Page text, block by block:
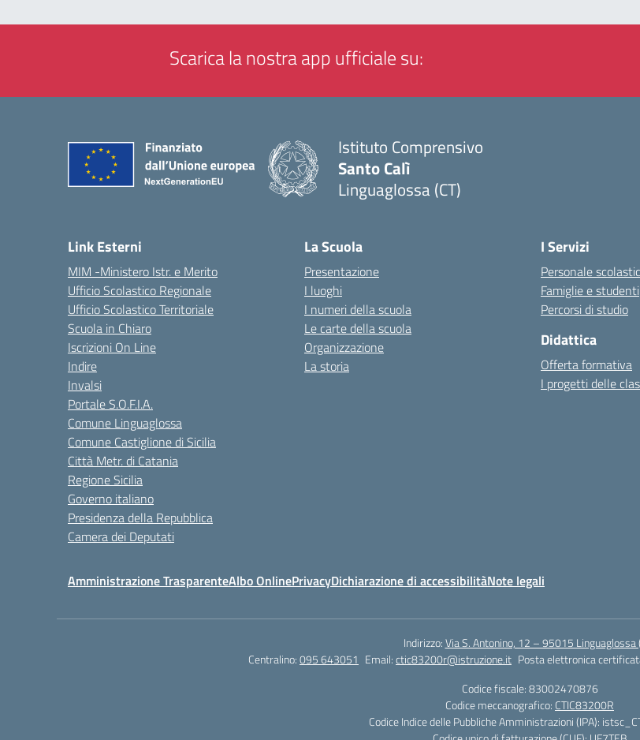
Scarica la nostra app ufficiale su:
Istituto Comprensivo
Santo Calì
Linguaglossa (CT)
Link Esterni
MIM -Ministero Istr. e Merito
Ufficio Scolastico Regionale
Ufficio Scolastico Territoriale
Scuola in Chiaro
Iscrizioni On Line
Indire
Invalsi
Portale S.O.F.I.A.
Comune Linguaglossa
Comune Castiglione di Sicilia
Città Metr. di Catania
Regione Sicilia
Governo italiano
Presidenza della Repubblica
Camera dei Deputati
La Scuola
Presentazione
I luoghi
I numeri della scuola
Le carte della scuola
Organizzazione
La storia
I Servizi
Personale
Famiglie e studenti
Percorsi di studio
Didattica
Offerta formativa
I progetti delle
Amministrazione TrasparenteAlbo OnlinePrivacyDichiarazione di accessibilitàNote legali
Indirizzo:Via S. Antonino, 12 – 95015 Linguaglossa
Centralino:095 643051 Email:ctic83200r@istruzione.it Posta elettronica
Codice fiscale: 83002470876
Codice meccanografico: CTIC83200R
Codice Indice delle Pubbliche Amministrazioni (IPA):